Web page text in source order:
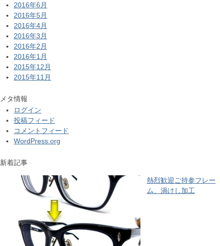
2016年6月
2016年5月
2016年4月
2016年3月
2016年2月
2016年1月
2015年12月
2015年11月
メタ情報
ログイン
投稿フィード
コメントフィード
WordPress.org
新着記事
熱烈歓迎ご持参フレー
ム、渦けし加工